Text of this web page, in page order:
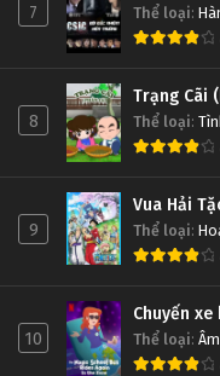
Thử
Thử
Tập Tập
Thử
Tập Tập
Thử
Tập Tập 681
Thử
Thử
Tập 620
Thử
Tập 619
Thử
Tập 618
7 Thể loại:
8
Trạng Cãi
Thể loại:
9
Vua Hải
Thể loại:
10
Chuyến
Thể loại: